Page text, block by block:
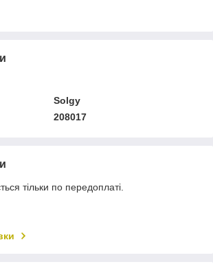
Solgy
208017
тільки по передоплаті.